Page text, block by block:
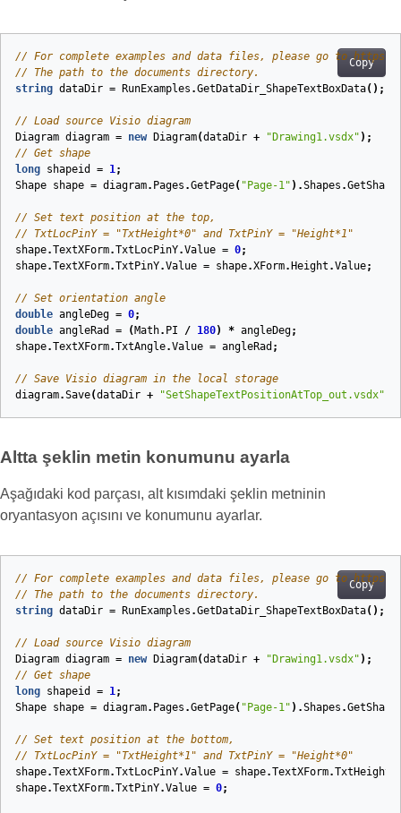
Copy
// For complete examples and data files, please go to https://
// The path to the documents directory.
string dataDir = RunExamples .GetDataDir_ShapeTextBoxData();
// Load source Visio diagram
Diagram diagram = new Diagram(dataDir + "Drawing1.vsdx" );
// Get shape
long shapeid = 1;
Shape shape = diagram. Pages .GetPage( "Page-1" ).Shapes .GetShape
// Set text position at the top,
// TxtLocPinY = "TxtHeight*0" and TxtPinY = "Height*1"
shape.TextXForm.TxtLocPinY.Value = 0;
shape.TextXForm.TxtPinY.Value = shape.XForm. Height .Value;
// Set orientation angle
double angleDeg = 0;
double angleRad = ( Math. PI / 180) * angleDeg;
shape.TextXForm.TxtAngle.Value = angleRad ;
// Save Visio diagram in the local storage
diagram.Save(dataDir + "SetShapeTextPositionAtTop_out.vsdx"
Altta şeklin metin konumunu ayarla
Aşağıdaki kod parçası, alt kısımdaki şeklin metninin
oryantasyon açısını ve konumunu ayarlar.
Copy
// For complete examples and data files, please go to https://
// The path to the documents directory.
string dataDir = RunExamples .GetDataDir_ShapeTextBoxData();
// Load source Visio diagram
Diagram diagram = new Diagram(dataDir + "Drawing1.vsdx" );
// Get shape
long shapeid = 1;
Shape shape = diagram. Pages .GetPage( "Page-1" ).Shapes .GetShape
// Set text position at the bottom,
// TxtLocPinY = "TxtHeight*1" and TxtPinY = "Height*0"
shape.TextXForm.TxtLocPinY.Value = shape.TextXForm.TxtHeight
shape.TextXForm.TxtPinY.Value = 0;